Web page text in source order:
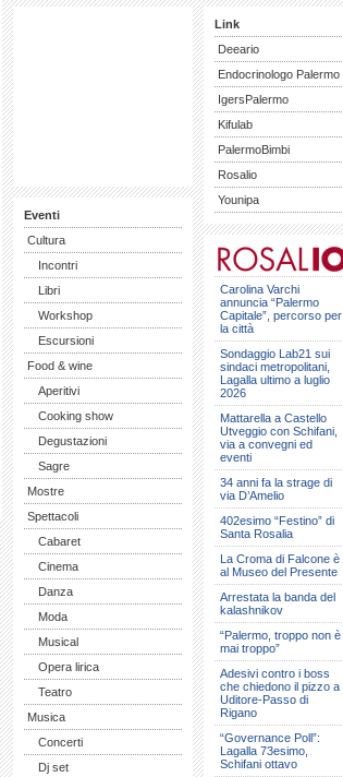
Eventi
Cultura
Incontri
Libri
Workshop
Escursioni
Food & wine
Aperitivi
Cooking show
Degustazioni
Sagre
Mostre
Spettacoli
Cabaret
Cinema
Danza
Moda
Musical
Opera lirica
Teatro
Musica
Concerti
Dj set
Link
Deeario
Endocrinologo Palermo
IgersPalermo
Kifulab
PalermoBimbi
Rosalio
Younipa
Carolina Varchi
annuncia “Palermo
Capitale”, percorso per
la città
Sondaggio Lab21 sui
sindaci metropolitani,
Lagalla ultimo a luglio
2026
Mattarella a Castello
Utveggio con Schifani,
via a convegni ed
eventi
34 anni fa la strage di
via D’Amelio
402esimo “Festino” di
Santa Rosalia
La Croma di Falcone è
al Museo del Presente
Arrestata la banda del
kalashnikov
“Palermo, troppo non è
mai troppo”
Adesivi contro i boss
che chiedono il pizzo a
Uditore-Passo di
Rigano
“Governance Poll”:
Lagalla 73esimo,
Schifani ottavo